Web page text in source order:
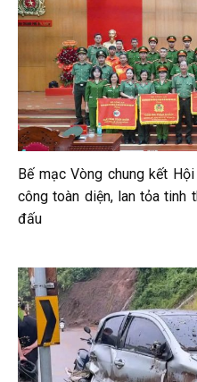
Bế mạc Vòng chung kết
công toàn diện, lan tỏa tinh
đấu